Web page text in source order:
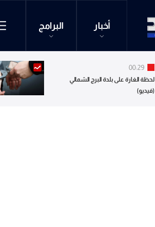
أخبار البرامج
00:29
لحظة الغارة على بلدة البرج الشمالي
(فيديو)